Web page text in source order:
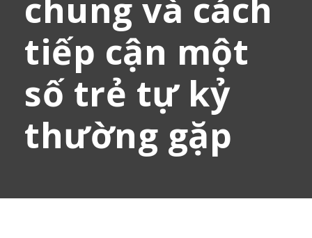
chung và cách
tiếp cận một
số trẻ tự kỷ
thường gặp